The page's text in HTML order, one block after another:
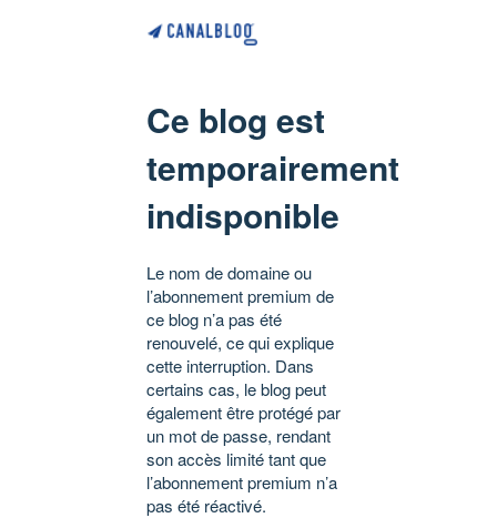
Ce blog est
temporairement
indisponible
Le nom de domaine ou
l’abonnement premium de
ce blog n’a pas été
renouvelé, ce qui explique
cette interruption. Dans
certains cas, le blog peut
également être protégé par
un mot de passe, rendant
son accès limité tant que
l’abonnement premium n’a
pas été réactivé.